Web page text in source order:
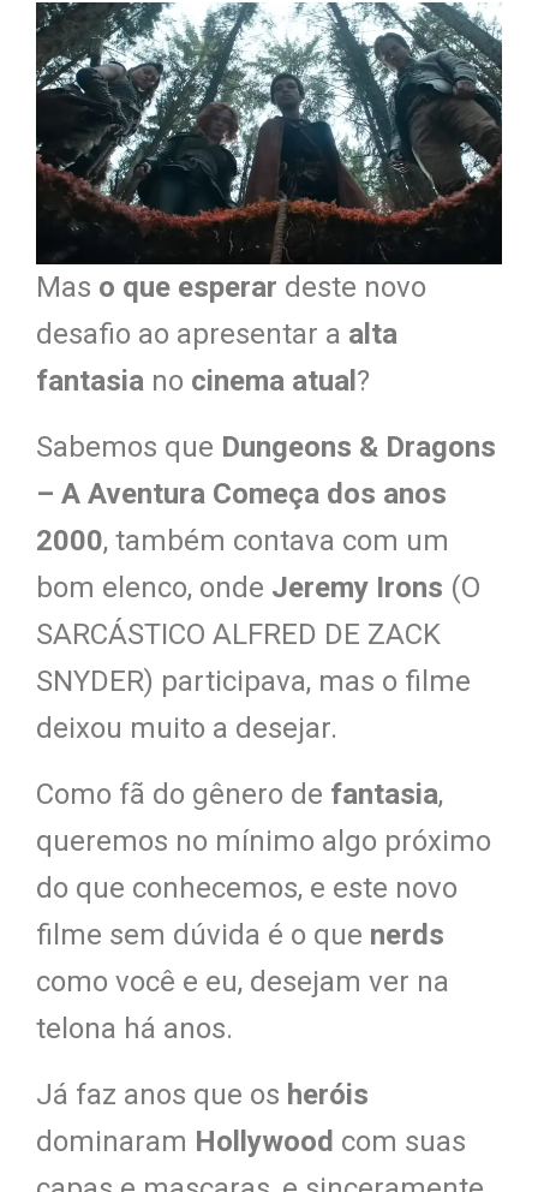
Mas o que esperar deste novo
desafio ao apresentar a alta
fantasia no cinema atual ?
Sabemos que Dungeons & Dragons
– A Aventura Começa dos anos
2000, também contava com um
bom elenco, onde Jeremy Irons (O
SARCÁSTICO ALFRED DE ZACK
SNYDER) participava, mas o filme
deixou muito a desejar.
Como fã do gênero de fantasia,
queremos no mínimo algo próximo
do que conhecemos, e este novo
filme sem dúvida é o que nerds
como você e eu, desejam ver na
telona há anos.
Já faz anos que os heróis
dominaram Hollywood com suas